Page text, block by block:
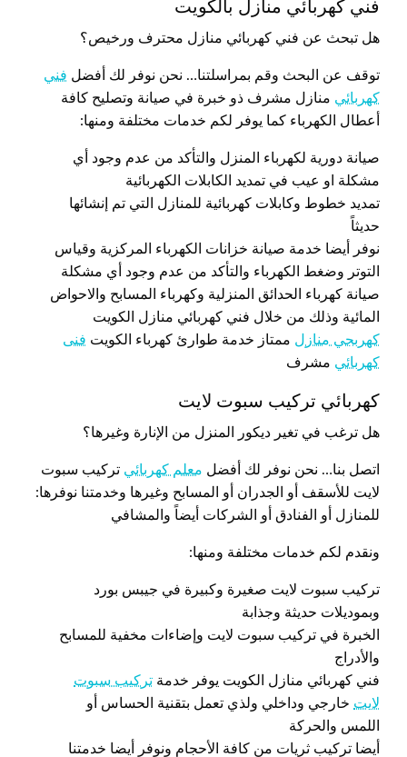
فني كهربائي منازل بالكويت
هل تبحث عن فني كهربائي منازل محترف ورخيص؟
توقف عن البحث وقم بمراسلتنا… نحن نوفر لك أفضل فني
كهربائي منازل مشرف ذو خبرة في صيانة وتصليح كافة
أعطال الكهرباء كما يوفر لكم خدمات مختلفة ومنها:
صيانة دورية لكهرباء المنزل والتأكد من عدم وجود أي
مشكلة او عيب في تمديد الكابلات الكهربائية
تمديد خطوط وكابلات كهربائية للمنازل التي تم إنشائها
حديثاً
نوفر أيضا خدمة صيانة خزانات الكهرباء المركزية وقياس
التوتر وضغط الكهرباء والتأكد من عدم وجود أي مشكلة
صيانة كهرباء الحدائق المنزلية وكهرباء المسابح والاحواض
المائية وذلك من خلال فني كهربائي منازل الكويت
كهربجي منازل ممتاز خدمة طوارئ كهرباء الكويت فنى
كهربائي مشرف
كهربائي تركيب سبوت لايت
هل ترغب في تغير ديكور المنزل من الإنارة وغيرها؟
اتصل بنا… نحن نوفر لك أفضل معلم كهربائي تركيب سبوت
لايت للأسقف أو الجدران أو المسابح وغيرها وخدمتنا نوفرها:
للمنازل أو الفنادق أو الشركات أيضاً والمشافي
ونقدم لكم خدمات مختلفة ومنها:
تركيب سبوت لايت صغيرة وكبيرة في جيبس بورد
وبموديلات حديثة وجذابة
الخبرة في تركيب سبوت لايت وإضاءات مخفية للمسابح
والأدراج
فني كهربائي منازل الكويت يوفر خدمة تركيب سبوت
لايت خارجي وداخلي ولذي تعمل بتقنية الحساس أو
اللمس والحركة
أيضا تركيب ثريات من كافة الأحجام ونوفر أيضا خدمتنا